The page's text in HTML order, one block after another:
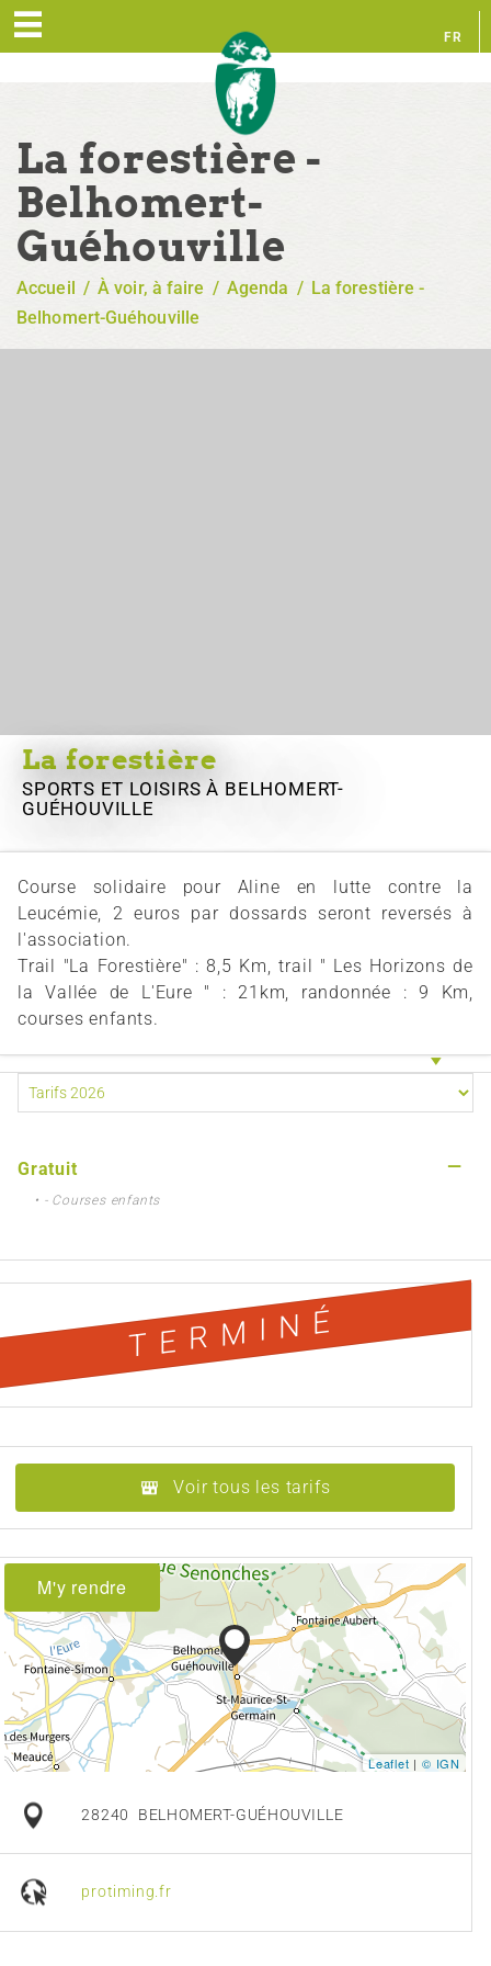
FR
La forestière -
Belhomert-
Guéhouville
Accueil / À voir, à faire / Agenda / La forestière -
Belhomert-Guéhouville
La forestière
SPORTS ET LOISIRSÀ BELHOMERT-
GUÉHOUVILLE
Course solidaire pour Aline en lutte contre la
Leucémie, 2 euros par dossards seront reversés à
l'association.
Trail "La Forestière" : 8,5 Km, trail " Les Horizons de
la Vallée de L'Eure " : 21km, randonnée : 9 Km,
courses enfants.
Gratuit —
• - Courses enfants
TERMINÉ
Voir tous les tarifs
M'y rendre
Leaflet | © IGN
28240 BELHOMERT-GUÉHOUVILLE
protiming.fr